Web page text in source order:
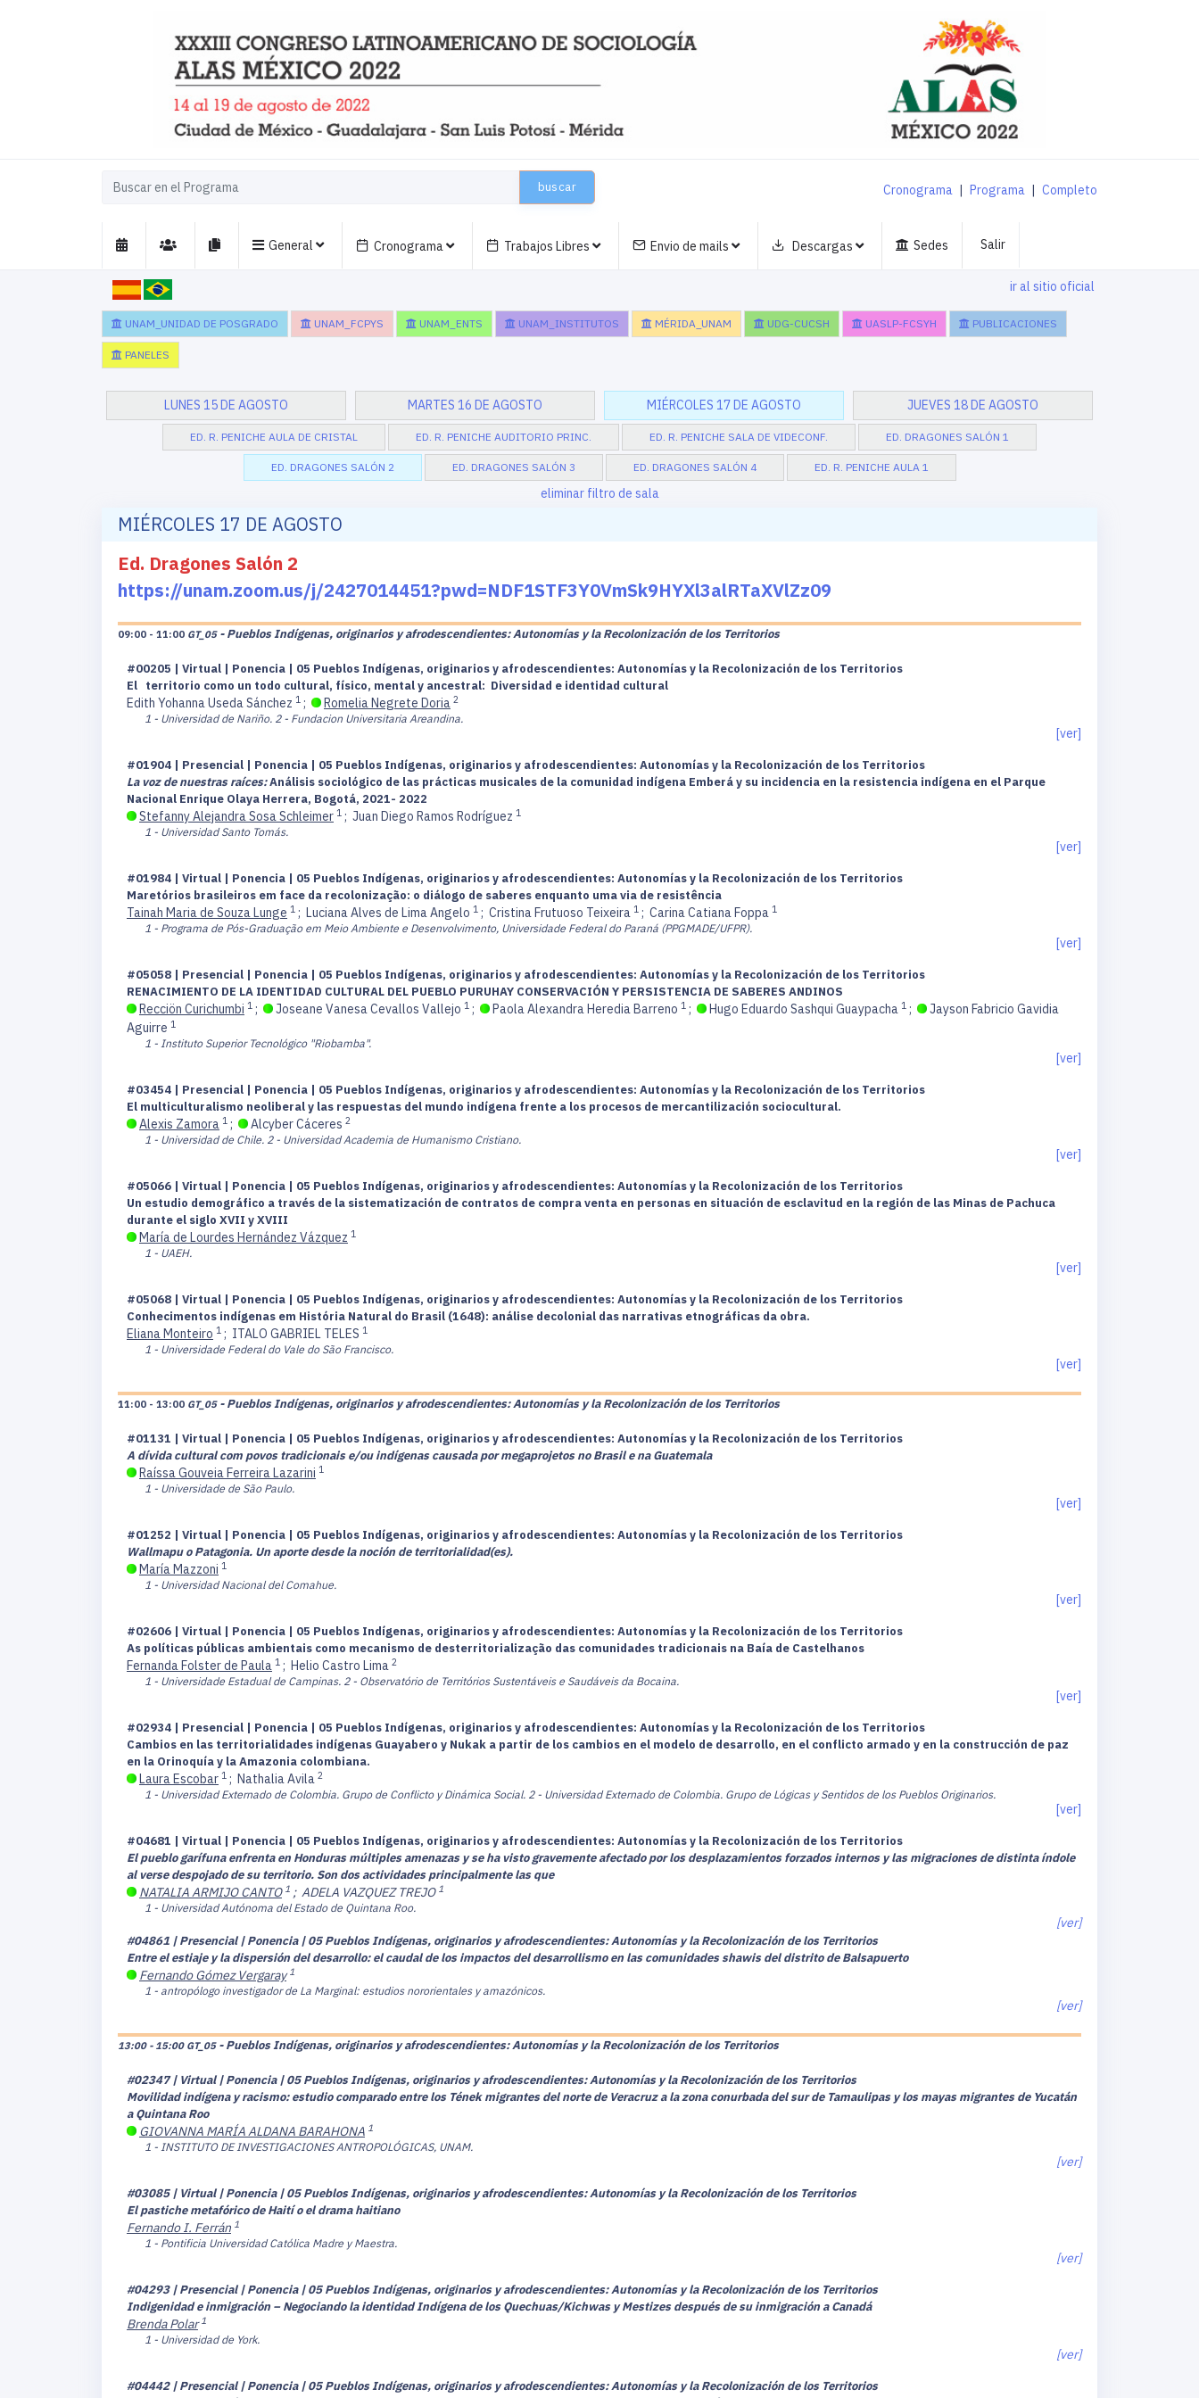
buscar Cronograma | Programa | Completo
General Cronograma Trabajos Libres Envio de mails Descargas Sedes Salir
ir al sitio oficial
UNAM_UNIDAD DE POSGRADO UNAM_FCPYS UNAM_ENTS UNAM_INSTITUTOS MÉRIDA_UNAM UDG-CUCSH UASLP-FCSYH PUBLICACIONES
PANELES
LUNES 15 DE AGOSTO MARTES 16 DE AGOSTO MIÉRCOLES 17 DE AGOSTO JUEVES 18 DE AGOSTO
ED. R. PENICHE AULA DE CRISTAL ED. R. PENICHE AUDITORIO PRINC. ED. R. PENICHE SALA DE VIDECONF. ED. DRAGONES SALÓN 1
ED. DRAGONES SALÓN 2 ED. DRAGONES SALÓN 3 ED. DRAGONES SALÓN 4 ED. R. PENICHE AULA 1
eliminar filtro de sala
MIÉRCOLES 17 DE AGOSTO
Ed. Dragones Salón 2
https://unam.zoom.us/j/2427014451?pwd=NDF1STF3Y0VmSk9HYXl3alRTaXVlZz09
09:00 - 11:00 GT_05 - Pueblos Indígenas, originarios y afrodescendientes: Autonomías y la Recolonización de los Territorios
#00205 | Virtual | Ponencia | 05 Pueblos Indígenas, originarios y afrodescendientes: Autonomías y la Recolonización de los Territorios
El territorio como un todo cultural, físico, mental y ancestral: Diversidad e identidad cultural
Edith Yohanna Useda Sánchez 1 ; Romelia Negrete Doria 2
1 - Universidad de Nariño. 2 - Fundacion Universitaria Areandina.
[ver]
#01904 | Presencial | Ponencia | 05 Pueblos Indígenas, originarios y afrodescendientes: Autonomías y la Recolonización de los Territorios
La voz de nuestras raíces:Análisis sociológico de las prácticas musicales de la comunidad indígena Emberá y su incidencia en la resistencia indígena en el Parque
Nacional Enrique Olaya Herrera, Bogotá, 2021- 2022
Stefanny Alejandra Sosa Schleimer 1 ; Juan Diego Ramos Rodríguez 1
1 - Universidad Santo Tomás.
[ver]
#01984 | Virtual | Ponencia | 05 Pueblos Indígenas, originarios y afrodescendientes: Autonomías y la Recolonización de los Territorios
Maretórios brasileiros em face da recolonização: o diálogo de saberes enquanto uma via de resistência
Tainah Maria de Souza Lunge 1 ; Luciana Alves de Lima Angelo 1 ; Cristina Frutuoso Teixeira 1 ; Carina Catiana Foppa 1
1 - Programa de Pós-Graduação em Meio Ambiente e Desenvolvimento, Universidade Federal do Paraná (PPGMADE/UFPR).
[ver]
#05058 | Presencial | Ponencia | 05 Pueblos Indígenas, originarios y afrodescendientes: Autonomías y la Recolonización de los Territorios
RENACIMIENTO DE LA IDENTIDAD CULTURAL DEL PUEBLO PURUHAY CONSERVACIÓN Y PERSISTENCIA DE SABERES ANDINOS
Recciön Curichumbi 1 ; Joseane Vanesa Cevallos Vallejo 1 ; Paola Alexandra Heredia Barreno 1 ; Hugo Eduardo Sashqui Guaypacha 1 ;
Jayson Fabricio Gavidia
Aguirre 1
1 - Instituto Superior Tecnológico "Riobamba".
[ver]
#03454 | Presencial | Ponencia | 05 Pueblos Indígenas, originarios y afrodescendientes: Autonomías y la Recolonización de los Territorios
El multiculturalismo neoliberal y las respuestas del mundo indígena frente a los procesos de mercantilización sociocultural.
Alexis Zamora 1 ; Alcyber Cáceres 2
1 - Universidad de Chile. 2 - Universidad Academia de Humanismo Cristiano.
[ver]
#05066 | Virtual | Ponencia | 05 Pueblos Indígenas, originarios y afrodescendientes: Autonomías y la Recolonización de los Territorios
Un estudio demográfico a través de la sistematización de contratos de compra venta en personas en situación de esclavitud en la región de las Minas de Pachuca
durante el siglo XVII y XVIII
María de Lourdes Hernández Vázquez 1
1 - UAEH.
[ver]
#05068 | Virtual | Ponencia | 05 Pueblos Indígenas, originarios y afrodescendientes: Autonomías y la Recolonización de los Territorios
Conhecimentos indígenas em História Natural do Brasil (1648): análise decolonial das narrativas etnográficas da obra.
Eliana Monteiro 1 ; ITALO GABRIEL TELES 1
1 - Universidade Federal do Vale do São Francisco.
[ver]
11:00 - 13:00 GT_05 - Pueblos Indígenas, originarios y afrodescendientes: Autonomías y la Recolonización de los Territorios
#01131 | Virtual | Ponencia | 05 Pueblos Indígenas, originarios y afrodescendientes: Autonomías y la Recolonización de los Territorios
A dívida cultural com povos tradicionais e/ou indígenas causada por megaprojetos no Brasil e na Guatemala
Raíssa Gouveia Ferreira Lazarini 1
1 - Universidade de São Paulo.
[ver]
#01252 | Virtual | Ponencia | 05 Pueblos Indígenas, originarios y afrodescendientes: Autonomías y la Recolonización de los Territorios
Wallmapu o Patagonia. Un aporte desde la noción de territorialidad(es).
María Mazzoni 1
1 - Universidad Nacional del Comahue.
[ver]
#02606 | Virtual | Ponencia | 05 Pueblos Indígenas, originarios y afrodescendientes: Autonomías y la Recolonización de los Territorios
As políticas públicas ambientais como mecanismo de desterritorialização das comunidades tradicionais na Baía de Castelhanos
Fernanda Folster de Paula 1 ; Helio Castro Lima 2
1 - Universidade Estadual de Campinas. 2 - Observatório de Territórios Sustentáveis e Saudáveis da Bocaina.
[ver]
#02934 | Presencial | Ponencia | 05 Pueblos Indígenas, originarios y afrodescendientes: Autonomías y la Recolonización de los Territorios
Cambios en las territorialidades indígenas Guayabero y Nukak a partir de los cambios en el modelo de desarrollo, en el conflicto armado y en la construcción de paz
en la Orinoquía y la Amazonia colombiana.
Laura Escobar 1 ; Nathalia Avila 2
1 - Universidad Externado de Colombia. Grupo de Conflicto y Dinámica Social. 2 - Universidad Externado de Colombia. Grupo de Lógicas y Sentidos de los Pueblos Originarios.
[ver]
#04681 | Virtual | Ponencia | 05 Pueblos Indígenas, originarios y afrodescendientes: Autonomías y la Recolonización de los Territorios
El pueblo garífuna enfrenta en Honduras múltiples amenazas y se ha visto gravemente afectado por los desplazamientos forzados internos y las migraciones de distinta índole
al verse despojado de su territorio. Son dos actividades principalmente las que
NATALIA ARMIJO CANTO 1 ; ADELA VAZQUEZ TREJO 1
1 - Universidad Autónoma del Estado de Quintana Roo.
[ver]
#04861 | Presencial | Ponencia | 05 Pueblos Indígenas, originarios y afrodescendientes: Autonomías y la Recolonización de los Territorios
Entre el estiaje y la dispersión del desarrollo: el caudal de los impactos del desarrollismo en las comunidades shawis del distrito de Balsapuerto
Fernando Gómez Vergaray 1
1 - antropólogo investigador de La Marginal: estudios nororientales y amazónicos.
[ver]
13:00 - 15:00 GT_05 - Pueblos Indígenas, originarios y afrodescendientes: Autonomías y la Recolonización de los Territorios
#02347 | Virtual | Ponencia | 05 Pueblos Indígenas, originarios y afrodescendientes: Autonomías y la Recolonización de los Territorios
Movilidad indígena y racismo: estudio comparado entre los Tének migrantes del norte de Veracruz a la zona conurbada del sur de Tamaulipas y los mayas migrantes de Yucatán
a Quintana Roo
GIOVANNA MARÍA ALDANA BARAHONA 1
1 - INSTITUTO DE INVESTIGACIONES ANTROPOLÓGICAS, UNAM.
[ver]
#03085 | Virtual | Ponencia | 05 Pueblos Indígenas, originarios y afrodescendientes: Autonomías y la Recolonización de los Territorios
El pastiche metafórico de Haití o el drama haitiano
Fernando I. Ferrán 1
1 - Pontificia Universidad Católica Madre y Maestra.
[ver]
#04293 | Presencial | Ponencia | 05 Pueblos Indígenas, originarios y afrodescendientes: Autonomías y la Recolonización de los Territorios
Indigenidad e inmigración – Negociando la identidad Indígena de los Quechuas/Kichwas y Mestizes después de su inmigración a Canadá
Brenda Polar 1
1 - Universidad de York.
[ver]
#04442 | Presencial | Ponencia | 05 Pueblos Indígenas, originarios y afrodescendientes: Autonomías y la Recolonización de los Territorios